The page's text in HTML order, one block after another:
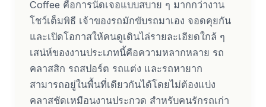
Coffee คือการนัดเจอแบบสบาย ๆ มากกว่างาน
โชว์เต็มพิธี เจ้าของรถมักขับรถมาเอง จอดคุยกัน
และเปิดโอกาสให้คนดูเดินไล่รายละเอียดใกล้ ๆ
เสน่ห์ของงานประเภทนี้คือความหลากหลาย รถ
คลาสสิก รถสปอร์ต รถแต่ง และรถหายาก
สามารถอยู่ในพื้นที่เดียวกันได้โดยไม่ต้องแบ่ง
คลาสชัดเหมือนงานประกวด สำหรับคนรักรถเก่า